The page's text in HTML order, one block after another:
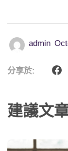
admin
分享於:
建議文